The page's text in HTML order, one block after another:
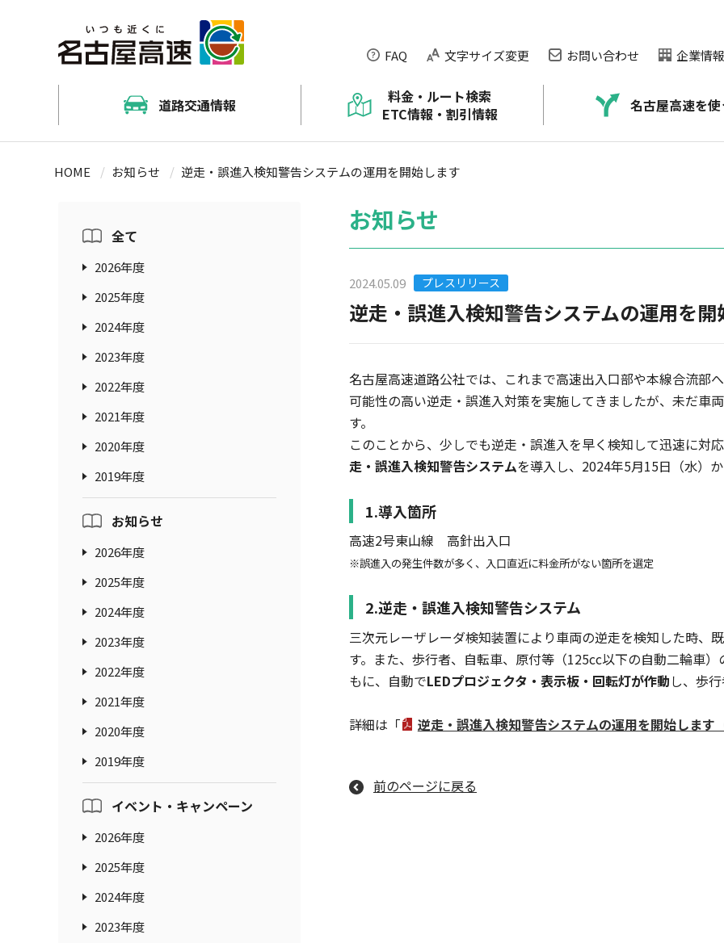
FAQ 文字サイズ変更 お問い合わせ 企業情報
道路交通情報
防災情報（通行止め）メールサービス
料金・ルート検索
ETC情報・割引情報
料金情報
ETCトラブルについて
ETCシステム障害のお知らせ
名古屋高速を使
名古屋高速道路をご利用する前に
お出かけ情報
公社の取り組み
ネックス・プラザのご紹介
HOME お知らせ 逆走・誤進入検知警告システムの運用を開始します
全て
2026年度
2025年度
2024年度
2023年度
2022年度
2021年度
2020年度
2019年度
お知らせ
2026年度
2025年度
2024年度
2023年度
2022年度
2021年度
2020年度
2019年度
イベント・キャンペーン
2026年度
2025年度
2024年度
2023年度
お知らせ
2024.05.09 プレスリリース
逆走・誤進入検知警告システムの運用を開
名古屋高速道路公社では、これまで高速出入口部や本線合流部
可能性の高い逆走・誤進入対策を実施してきましたが、未だ車
す。
このことから、少しでも逆走・誤進入を早く検知して迅速に対
走・誤進入検知警告システムを導入し、2024年5月15日（水）か
1.導入箇所
高速2号東山線 高針出入口
※誤進入の発生件数が多く、入口直近に料金所がない箇所を選定
2.逆走・誤進入検知警告システム
三次元レーザレーダ検知装置により車両の逆走を検知した時、
す。また、歩行者、自転車、原付等（125cc以下の自動二輪車
もに、自動でLEDプロジェクタ・表示板・回転灯が作動し、歩
詳細は「 逆走・誤進入検知警告システムの運用を開始します
前のページに戻る